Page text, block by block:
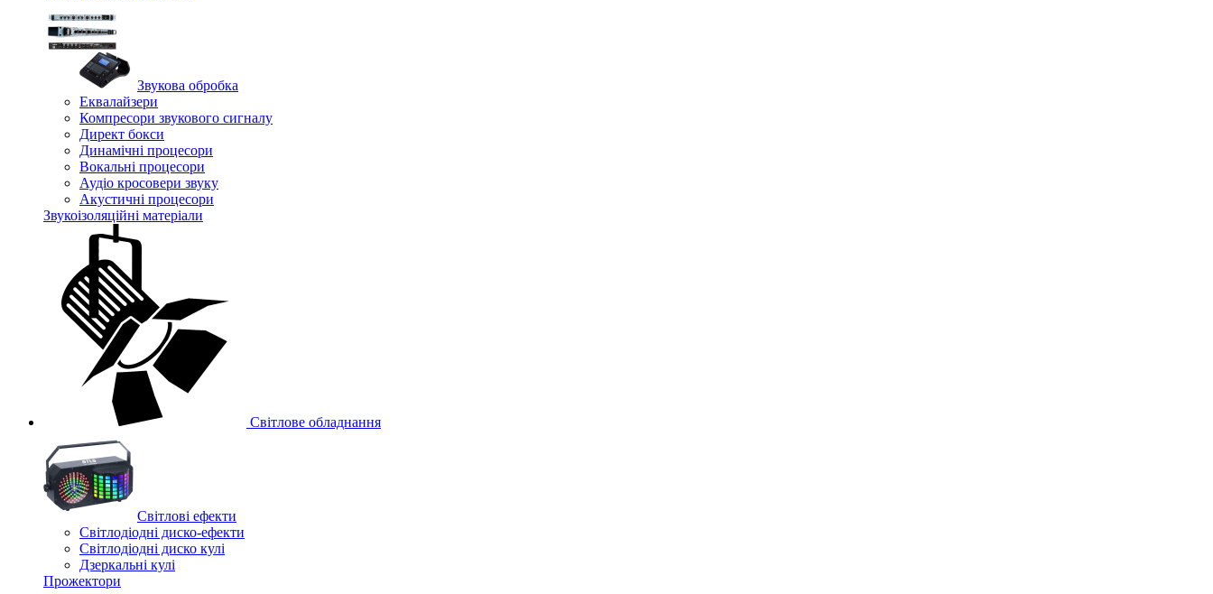
Звукова обробка
Еквалайзери
Компресори звукового сигналу
Директ бокси
Динамічні процесори
Вокальні процесори
Аудіо кросовери звуку
Акустичні процесори
Звукоізоляційні матеріали
Світлове обладнання
Cвітлові ефекти
Світлодіодні диско-ефекти
Світлодіодні диско кулі
Дзеркальні кулі
Прожектори